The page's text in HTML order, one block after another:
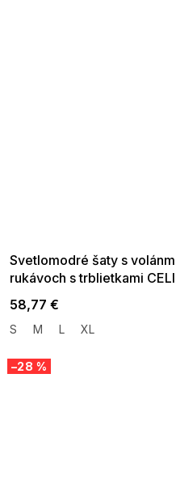
Svetlomodré šaty s
rukávoch s trblietkami
58,77 €
S M L XL
–28 %